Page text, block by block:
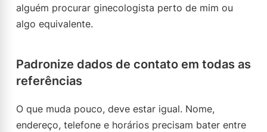
alguém procurar ginecologista perto de mim ou
algo equivalente.
Padronize dados de contato em todas as
referências
O que muda pouco, deve estar igual. Nome,
endereço, telefone e horários precisam bater entre